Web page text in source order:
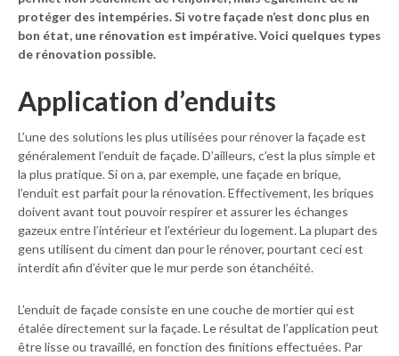
protéger des intempéries. Si votre façade n’est donc plus en
bon état, une rénovation est impérative. Voici quelques types
de rénovation possible.
Application d’enduits
L’une des solutions les plus utilisées pour rénover la façade est
généralement l’enduit de façade. D’ailleurs, c’est la plus simple et
la plus pratique. Si on a, par exemple, une façade en brique,
l’enduit est parfait pour la rénovation. Effectivement, les briques
doivent avant tout pouvoir respirer et assurer les échanges
gazeux entre l’intérieur et l’extérieur du logement. La plupart des
gens utilisent du ciment dan pour le rénover, pourtant ceci est
interdit afin d’éviter que le mur perde son étanchéité.
L’enduit de façade consiste en une couche de mortier qui est
étalée directement sur la façade. Le résultat de l’application peut
être lisse ou travaillé, en fonction des finitions effectuées. Par